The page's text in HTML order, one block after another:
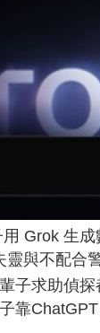
Grok 生
靈與不配合
子求助偵
靠